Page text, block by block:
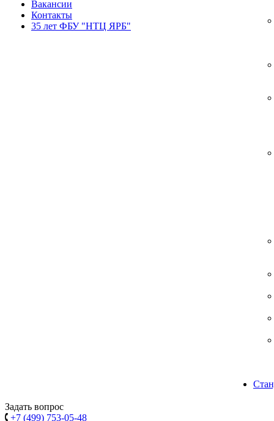
Вакансии
Контакты
35 лет ФБУ "НТЦ ЯРБ"
Задать вопрос
+7 (499) 753-05-48